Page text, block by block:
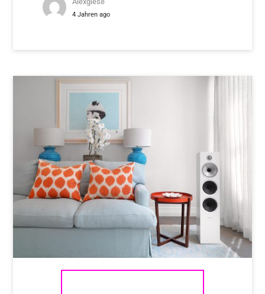
4 Jahren ago